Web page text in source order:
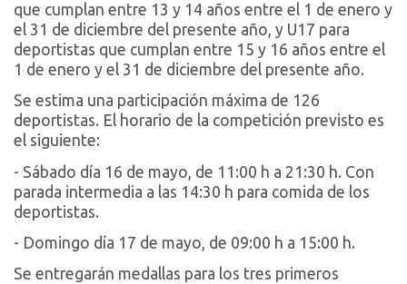
que cumplan entre 13 y 14 años entre el 1 de enero y
el 31 de diciembre del presente año, y U17 para
deportistas que cumplan entre 15 y 16 años entre el
1 de enero y el 31 de diciembre del presente año.
Se estima una participación máxima de 126
deportistas. El horario de la competición previsto es
el siguiente:
- Sábado día 16 de mayo, de 11:00 h a 21:30 h. Con
parada intermedia a las 14:30 h para comida de los
deportistas.
- Domingo día 17 de mayo, de 09:00 h a 15:00 h.
Se entregarán medallas para los tres primeros